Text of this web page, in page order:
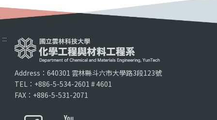
:::
Address：640301 雲林縣斗六市大學路3段123號
TEL：+886-5-534-2601 # 4601
FAX：+886-5-531-2071